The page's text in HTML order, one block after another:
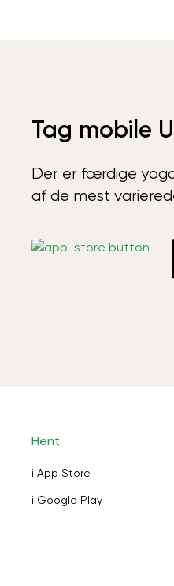
Tag mobile
Der er færdige
af de mest
Hent
i App Store
i Google Play